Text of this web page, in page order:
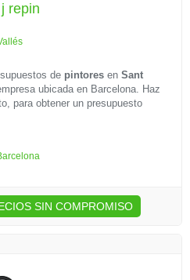
repin
de pintores en Sant
ubicada en Barcelona. Haz
para obtener un presupuesto
SIN COMPROMISO